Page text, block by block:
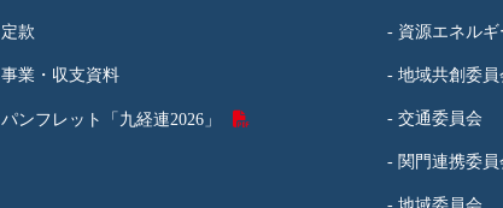
定款
事業・収支資料
パンフレット「九経連2026」
- 資源エネル
- 地域共創委員
- 交通委員会
- 関門連携委員